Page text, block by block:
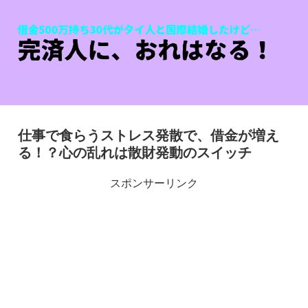
仕事で食らうストレス発散で、借金が増え
る！？心の乱れは散財発動のスイッチ
スポンサーリンク